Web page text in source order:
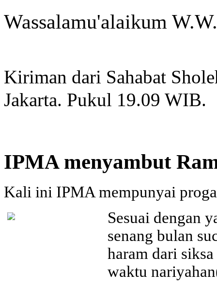
Wassalamu'alaikum W.W.
Kiriman dari Sahabat
Jakarta. Pukul 19.09 WIB.
IPMA menyambut
Kali ini IPMA mempunyai
Sesuai dengan
senang bulan
haram dari
waktu